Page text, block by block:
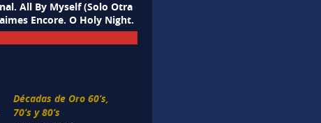
All By Myself (Solo Otra
Encore. O Holy Night.
Décadas de Oro 60’s,
70’s y 80’s